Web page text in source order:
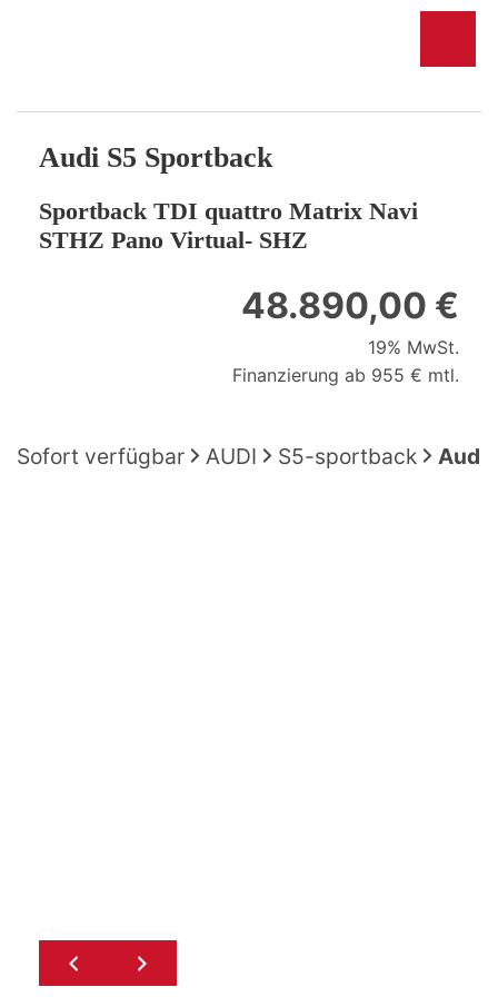
Audi S5 Sportback
Sportback TDI quattro Matrix Navi
STHZ Pano Virtual- SHZ
48.890,00 €
19% MwSt.
Finanzierung ab 955 € mtl.
Sofort verfügbar AUDI S5-sportback Audi